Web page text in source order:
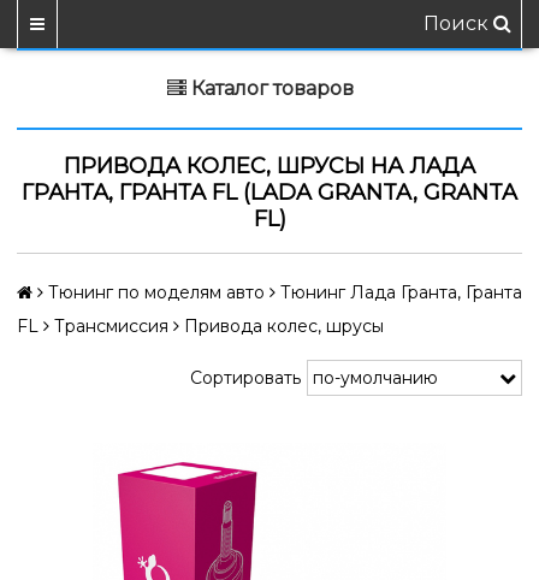
Поиск
Каталог товаров
ПРИВОДА КОЛЕС, ШРУСЫ НА ЛАДА
ГРАНТА, ГРАНТА FL (LADA GRANTA, GRANTA
FL)
Тюнинг по моделям авто
Тюнинг Лада Гранта, Гранта
FL
Трансмиссия Привода колес, шрусы
Сортировать